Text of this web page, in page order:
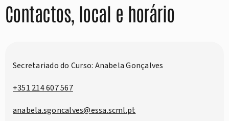
Contactos, local e horário
Secretariado do Curso: Anabela Gonçalves
+351 214 607 567
anabela.sgoncalves@essa.scml.pt